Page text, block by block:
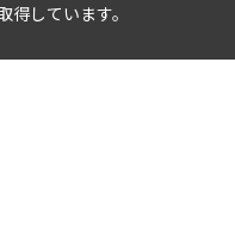
しています。